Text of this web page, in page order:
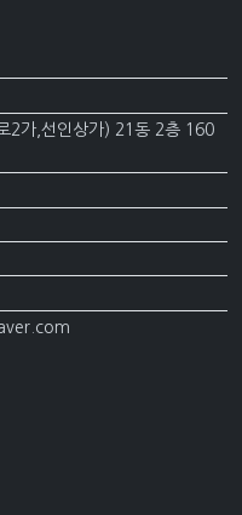
2가,선인상가) 21동 2층 160